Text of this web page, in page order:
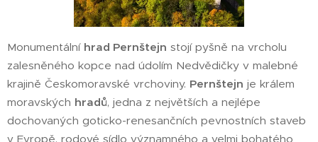
Monumentální hrad Pernštejn stojí pyšně na vrcholu
zalesněného kopce nad údolím Nedvědičky v malebné
krajině Českomoravské vrchoviny. Pernštejn je králem
moravských hradů, jedna z největších a nejlépe
dochovaných goticko-renesančních pevnostních staveb
v Evropě, rodové sídlo významného a velmi bohatého